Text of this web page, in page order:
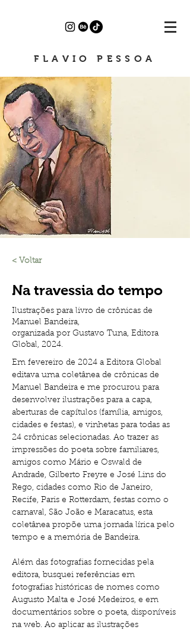
FLAVIO PESSOA
< Voltar
Na travessia do tempo
Ilustrações para livro de crônicas de
Manuel Bandeira,
organizada por Gustavo Tuna, Editora
Global, 2024.
Em fevereiro de 2024 a Editora Global
editava uma coletânea de crônicas de
Manuel Bandeira e me procurou para
desenvolver ilustrações para a capa,
aberturas de capítulos (família, amigos,
cidades e festas), e vinhetas para todas as
24 crônicas selecionadas. Ao trazer as
impressões do poeta sobre familiares,
amigos como Mário e Oswald de
Andrade, Gilberto Freyre e José Lins do
Rego, cidades como Rio de Janeiro,
Recife, Paris e Rotterdam, festas como o
carnaval, São João e Maracatus, esta
coletânea propõe uma jornada lírica pelo
tempo e a memória de Bandeira.
Além das fotografias fornecidas pela
editora, busquei referências em
fotografias históricas de nomes como
Augusto Malta e José Medeiros, e em
documentários sobre o poeta, disponíveis
na web. Ao aplicar as ilustrações